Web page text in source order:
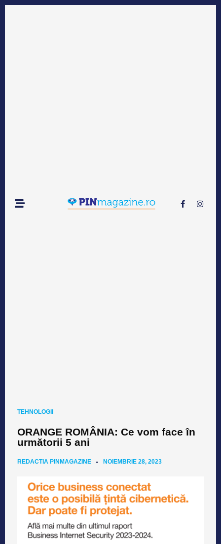
TEHNOLOGII
ORANGE ROMÂNIA: Ce vom face în
următorii 5 ani
REDACTIA PINMAGAZINE NOIEMBRIE 28, 2023